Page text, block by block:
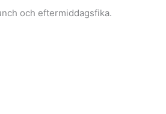
och eftermiddagsfika.